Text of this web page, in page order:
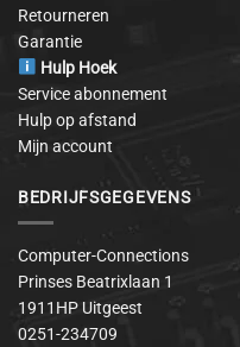
Retourneren
Garantie
Hulp Hoek
Service abonnement
Hulp op afstand
Mijn account
BEDRIJFSGEGEVENS
Computer-Connections
Prinses Beatrixlaan 1
1911HP Uitgeest
0251-234709